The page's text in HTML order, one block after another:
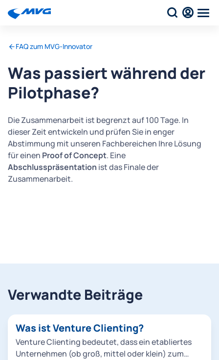
FAQ zum MVG-Innovator
Was passiert während der
Pilotphase?
Die Zusammenarbeit ist begrenzt auf 100 Tage. In
dieser Zeit entwickeln und prüfen Sie in enger
Abstimmung mit unseren Fachbereichen Ihre Lösung
für einen Proof of Concept. Eine
Abschlusspräsentation ist das Finale der
Zusammenarbeit.
Verwandte Beiträge
Was ist Venture Clienting?
Venture Clienting bedeutet, dass ein etabliertes
Unternehmen (ob groß, mittel oder klein) zum